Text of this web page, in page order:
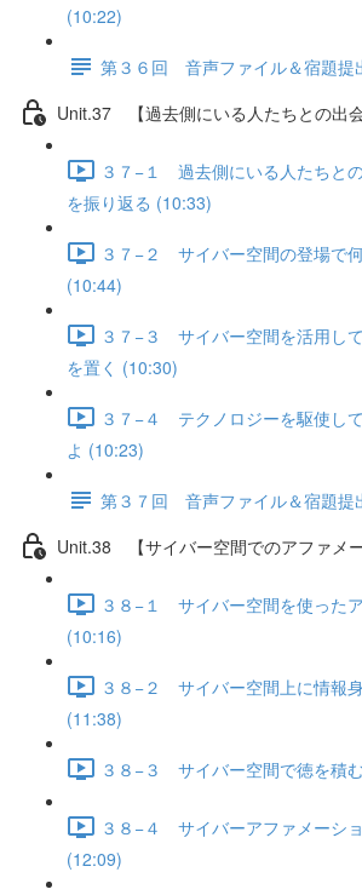
(10:22)
第３６回 音声ファイル＆宿題提
Unit.37 【過去側にいる人たちとの出会
３７−１ 過去側にいる人たちと
を振り返る (10:33)
３７−２ サイバー空間の登場で
(10:44)
３７−３ サイバー空間を活用し
を置く (10:30)
３７−４ テクノロジーを駆使し
よ (10:23)
第３７回 音声ファイル＆宿題提
Unit.38 【サイバー空間でのアファメー
３８−１ サイバー空間を使った
(10:16)
３８−２ サイバー空間上に情報
(11:38)
３８−３ サイバー空間で徳を積
３８−４ サイバーアファメーシ
(12:09)